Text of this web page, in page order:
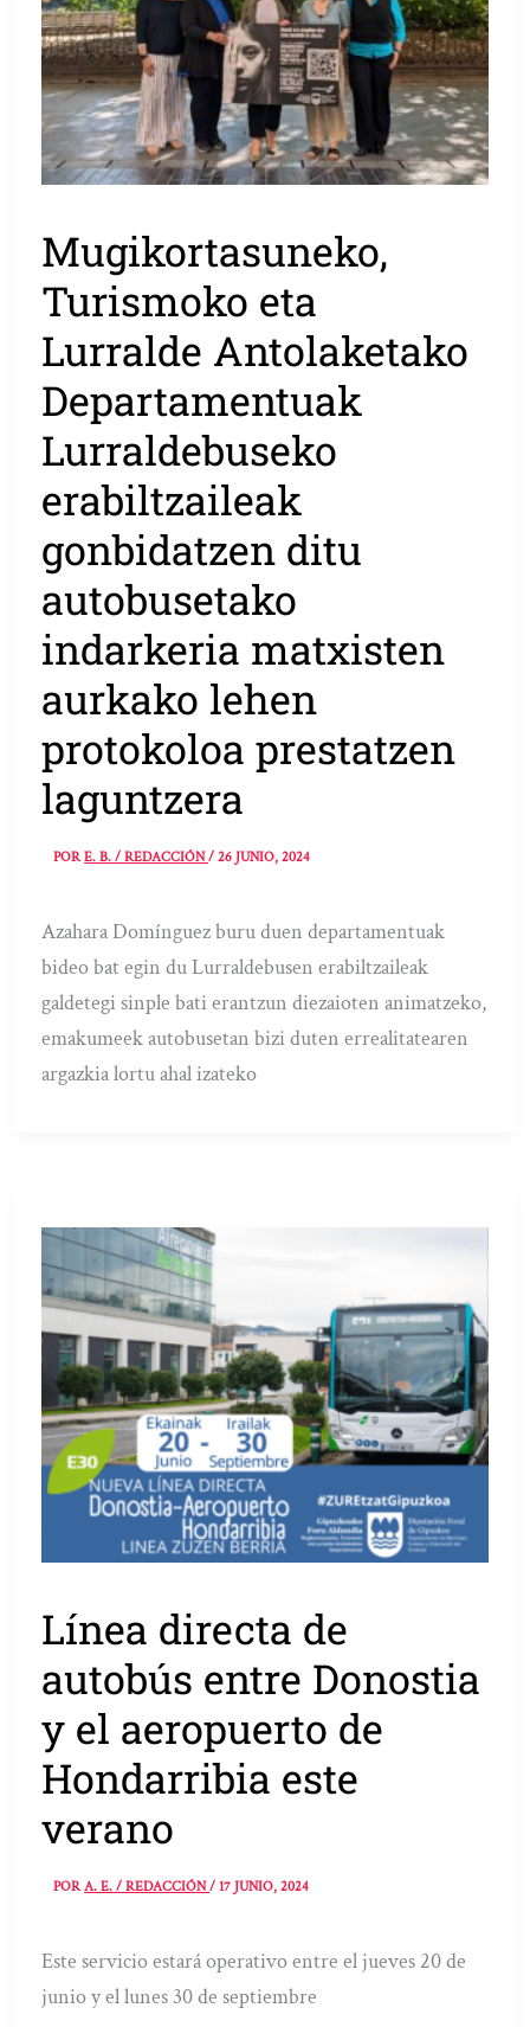
Mugikortasuneko,
Turismoko eta
Lurralde Antolaketako
Departamentuak
Lurraldebuseko
erabiltzaileak
gonbidatzen ditu
autobusetako
indarkeria matxisten
aurkako lehen
protokoloa prestatzen
laguntzera
PORE. B. / REDACCIÓN/26 JUNIO, 2024
Azahara Domínguez buru duen departamentuak
bideo bat egin du Lurraldebusen erabiltzaileak
galdetegi sinple bati erantzun diezaioten animatzeko,
emakumeek autobusetan bizi duten errealitatearen
argazkia lortu ahal izateko
Línea directa de
autobús entre Donostia
y el aeropuerto de
Hondarribia este
verano
PORA. E. / REDACCIÓN/17 JUNIO, 2024
Este servicio estará operativo entre el jueves 20 de
junio y el lunes 30 de septiembre